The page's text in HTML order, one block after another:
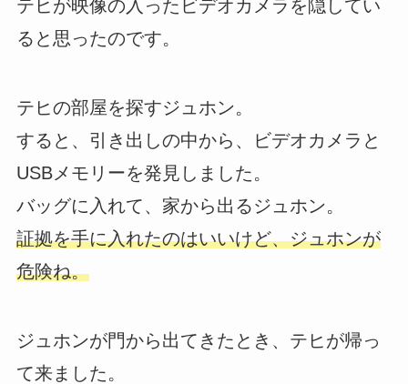
テヒが映像の入ったビデオカメラを隠してい
ると思ったのです。
テヒの部屋を探すジュホン。
すると、引き出しの中から、ビデオカメラと
USBメモリーを発見しました。
バッグに入れて、家から出るジュホン。
証拠を手に入れたのはいいけど、ジュホンが
危険ね。
ジュホンが門から出てきたとき、テヒが帰っ
て来ました。